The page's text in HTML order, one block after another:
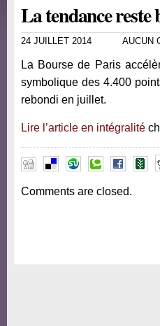
La tendance reste
24 JUILLET 2014 AUCUN
La Bourse de Paris
symbolique des 4.400
rebondi en juillet.
Lire l’article en intégralité
Comments are closed.